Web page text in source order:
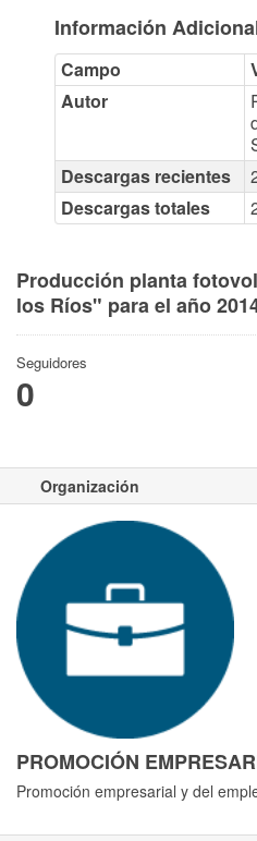
Información
Campo
Autor
Descargas recientes
Descargas totales
Producción planta
los Ríos" para el año
Seguidores
0
Organización
PROMOCIÓN
Promoción empresarial y del